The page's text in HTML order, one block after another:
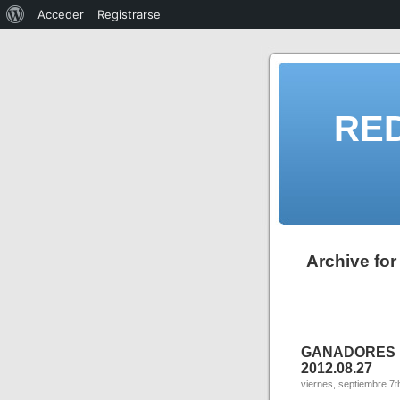
Archive for
2012.08.27
viernes, septiembre
Acceder Registrarse